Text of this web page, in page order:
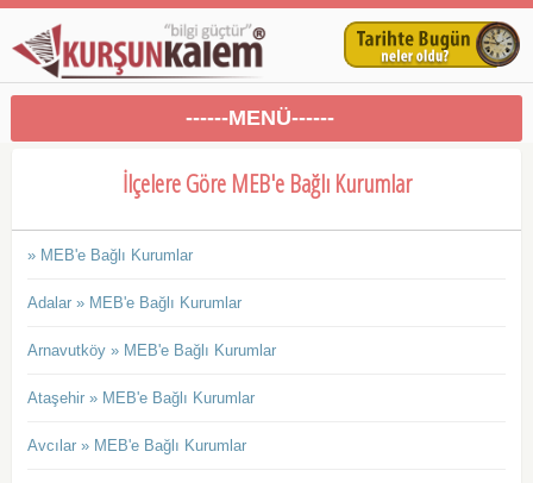
------MENÜ------
İlçelere Göre MEB'e Bağlı Kurumlar
» MEB'e Bağlı Kurumlar
Adalar » MEB'e Bağlı Kurumlar
Arnavutköy » MEB'e Bağlı Kurumlar
Ataşehir » MEB'e Bağlı Kurumlar
Avcılar » MEB'e Bağlı Kurumlar